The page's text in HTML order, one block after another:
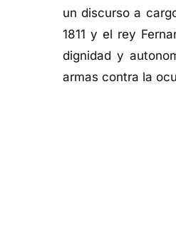
un discurso a
1811 y el rey
dignidad y
armas contra la